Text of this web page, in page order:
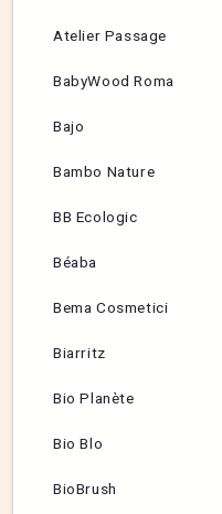
Atelier Passage
BabyWood Roma
Bajo
Bambo Nature
BB Ecologic
Béaba
Bema Cosmetici
Biarritz
Bio Planète
Bio Blo
BioBrush